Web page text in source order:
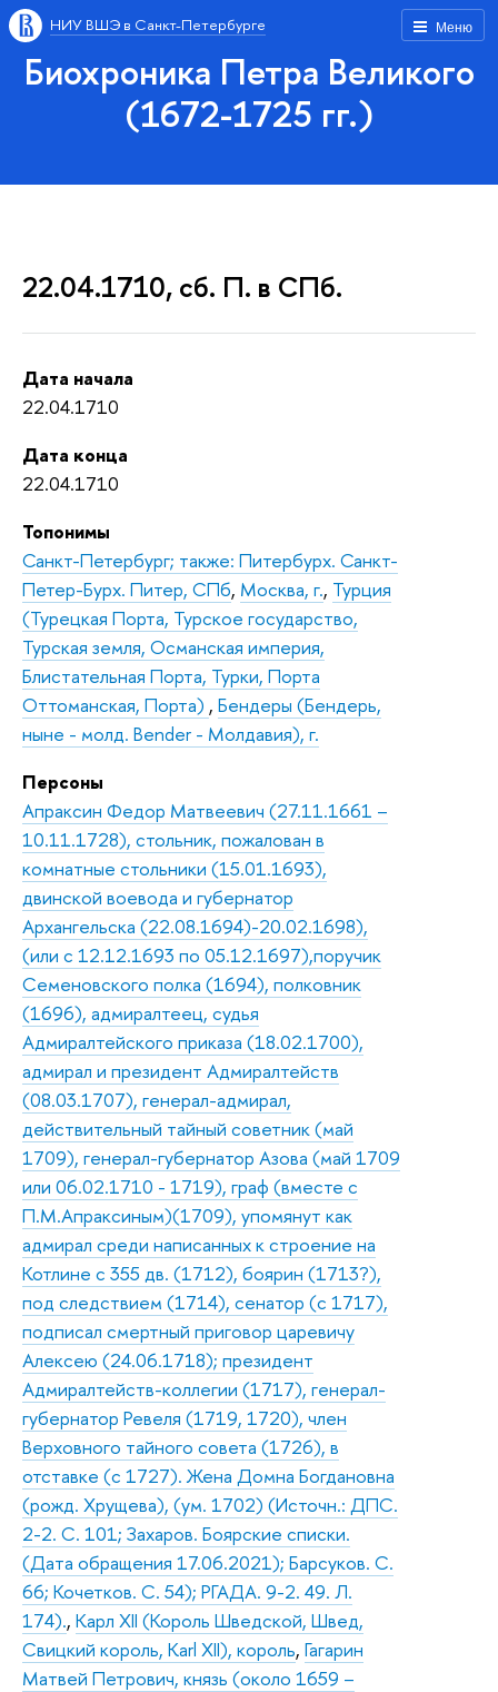
Меню
НИУ ВШЭ в Санкт-Петербурге
Биохроника Петра Великого
(1672-1725 гг.)
22.04.1710, сб. П. в СПб.
Дата начала
22.04.1710
Дата конца
22.04.1710
Топонимы
Санкт-Петербург; также: Питербурх. Санкт-
Петер-Бурх. Питер, СПб, Москва, г., Турция
(Турецкая Порта, Турское государство,
Турская земля, Османская империя,
Блистательная Порта, Турки, Порта
Оттоманская, Порта) , Бендеры (Бендерь,
ныне - молд. Bender - Молдавия), г.
Персоны
Апраксин Федор Матвеевич (27.11.1661 –
10.11.1728), стольник, пожалован в
комнатные стольники (15.01.1693),
двинской воевода и губернатор
Архангельска (22.08.1694)-20.02.1698),
(или с 12.12.1693 по 05.12.1697),поручик
Семеновского полка (1694), полковник
(1696), адмиралтеец, судья
Адмиралтейского приказа (18.02.1700),
адмирал и президент Адмиралтейств
(08.03.1707), генерал-адмирал,
действительный тайный советник (май
1709), генерал-губернатор Азова (май 1709
или 06.02.1710 - 1719), граф (вместе с
П.М.Апраксиным)(1709), упомянут как
адмирал среди написанных к строение на
Котлине с 355 дв. (1712), боярин (1713?),
под следствием (1714), сенатор (с 1717),
подписал смертный приговор царевичу
Алексею (24.06.1718); президент
Адмиралтейств-коллегии (1717), генерал-
губернатор Ревеля (1719, 1720), член
Верховного тайного совета (1726), в
отставке (с 1727). Жена Домна Богдановна
(рожд. Хрущева), (ум. 1702) (Источн.: ДПС.
2-2. С. 101; Захаров. Боярские списки.
(Дата обращения 17.06.2021); Барсуков. С.
66; Кочетков. С. 54); РГАДА. 9-2. 49. Л.
174)., Карл XII (Король Шведской, Швед,
Свицкий король, Karl XII), король, Гагарин
Матвей Петрович, князь (около 1659 –